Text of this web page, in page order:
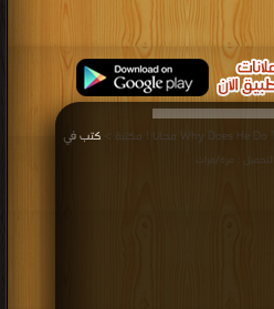
كتب في
| التحميل : مرة/مرات